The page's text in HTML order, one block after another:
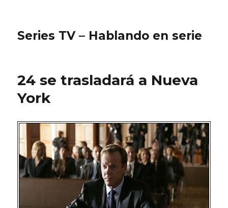
Series TV – Hablando en serie
24 se trasladará a Nueva
York